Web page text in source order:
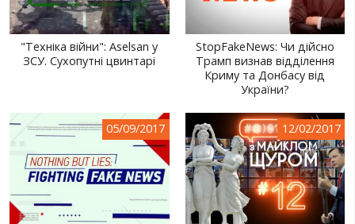
"WINTER ON FIRE"
"Техніка війни": Aselsan у
ЗСУ. Сухопутні цвинтарі
StopFakeNews: Чи дійсно
Трамп визнав відділення
Криму та Донбасу від
України?
05/09/2017 12/02/2017